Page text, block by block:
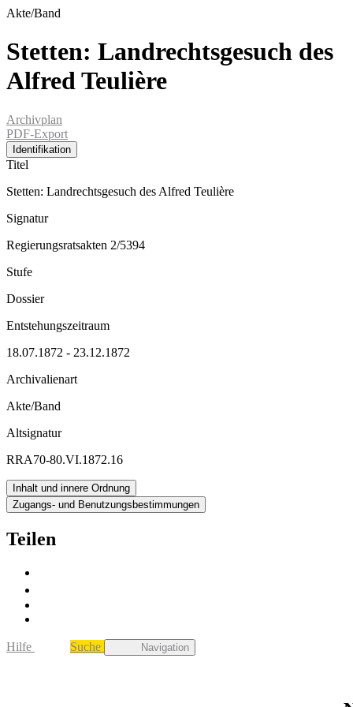
Akte/Band
Stetten: Landrechtsgesuch des
Alfred Teulière
Archivplan
PDF-Export
Identifikation
Titel
Stetten: Landrechtsgesuch des Alfred Teulière
Signatur
Regierungsratsakten 2/5394
Stufe
Dossier
Entstehungszeitraum
18.07.1872 - 23.12.1872
Archivalienart
Akte/Band
Altsignatur
RRA70-80.VI.1872.16
Inhalt und innere Ordnung
Zugangs- und Benutzungsbestimmungen
Teilen
Hilfe Suche Navigation